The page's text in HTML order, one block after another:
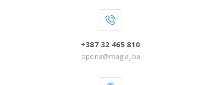
+387 32 465 810
opcina@maglaj.ba